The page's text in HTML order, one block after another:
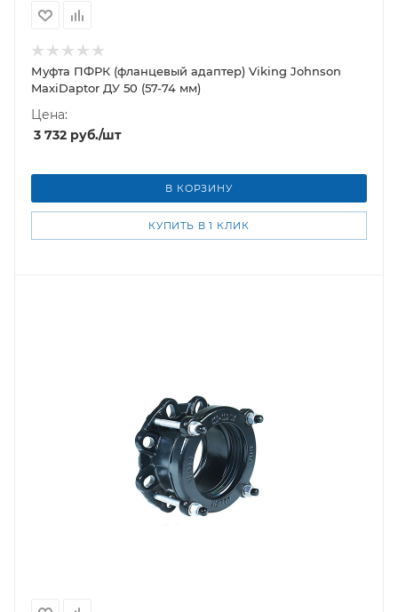
Муфта ПФРК (фланцевый адаптер) Viking Johnson
MaxiDaptor ДУ 50 (57-74 мм)
Цена:
3 732 руб./шт
В КОРЗИНУ
КУПИТЬ В 1 КЛИК